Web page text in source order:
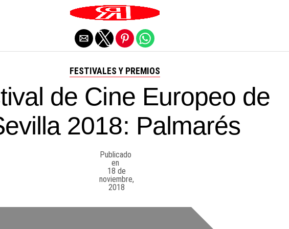
FESTIVALES Y PREMIOS
de Cine Europeo de
2018: Palmarés
Publicado
en
18 de
noviembre,
2018
Salir de la versión móvil